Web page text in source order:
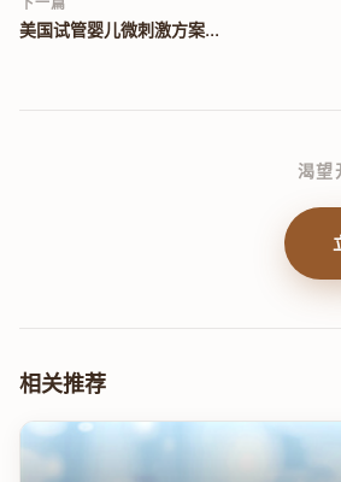
美国试管婴儿微刺激方案...
渴望
相关推荐